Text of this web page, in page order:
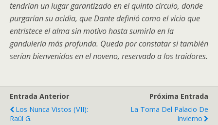
tendrían un lugar garantizado en el quinto círculo, donde
purgarían su acidia, que Dante definió como el vicio que
entristece el alma sin motivo hasta sumirla en la
gandulería más profunda. Queda por constatar si también
serían bienvenidos en el noveno, reservado a los traidores.
Entrada Anterior
Los Nunca Vistos (VII):
Raül G.
Próxima Entrada
La Toma Del Palacio De
Invierno